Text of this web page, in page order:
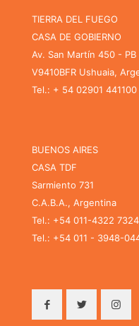
TIERRA DEL FUEGO
CASA DE GOBIERNO
Av. San Martín 450 - PB
V9410BFR Ushuaia,
Tel.: + 54 02901 441100
BUENOS AIRES
CASA TDF
Sarmiento 731
C.A.B.A., Argentina
Tel.: +54 011-4322 7324
Tel.: +54 011 - 3948-